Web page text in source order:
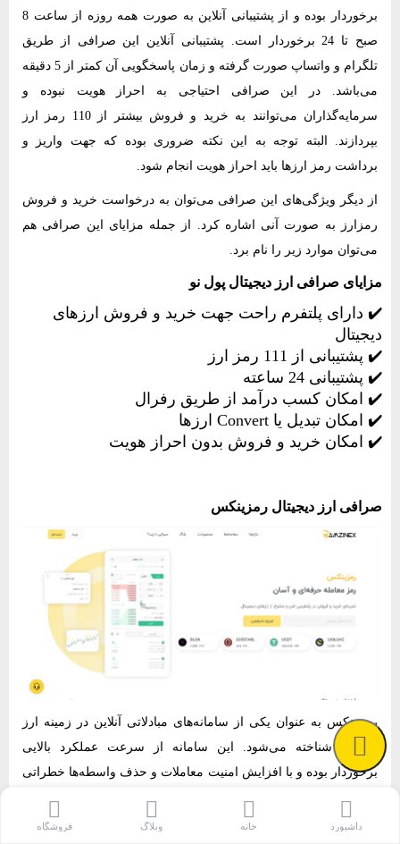
برخوردار بوده و از پشتیبانی آنلاین به صورت همه روزه از ساعت 8
صبح تا 24 برخوردار است. پشتیبانی آنلاین این صرافی از طریق
تلگرام و واتساپ صورت گرفته و زمان پاسخگویی آن کمتر از 5 دقیقه
می‌باشد. در این صرافی احتیاجی به احراز هویت نبوده و
سرمایه‌گذاران می‌توانند به خرید و فروش بیشتر از 110 رمز ارز
بپردازند. البته توجه به این نکته ضروری بوده که جهت واریز و
برداشت رمز ارزها باید احراز هویت انجام شود.
از دیگر ویژگی‌های این صرافی می‌توان به درخواست خرید و فروش
رمزارز به صورت آنی اشاره کرد. از جمله مزایای این صرافی هم
می‌توان موارد زیر را نام برد.
مزایای صرافی ارز دیجیتال پول نو
✔️ دارای پلتفرم راحت جهت خرید و فروش ارزهای
دیجیتال
✔️ پشتیبانی از 111 رمز ارز
✔️ پشتیبانی 24 ساعته
✔️ امکان کسب درآمد از طریق رفرال
✔️ امکان تبدیل یا Convert ارزها
✔️ امکان خرید و فروش بدون احراز هویت
صرافی ارز دیجیتال رمزینکس
رمزینکس به عنوان یکی از سامانه‌های مبادلاتی آنلاین در زمینه‌ ارز
دیجیتال شناخته می‌شود. این سامانه از سرعت عملکرد بالایی
برخوردار بوده و با افزایش امنیت معاملات و حذف واسطه‌ها خطراتی
آن‌جایی که معاملات در رمزینکس بی‌واسطه صورت می‌گیرد و
داشبورد خانه وبلاگ فروشگاه